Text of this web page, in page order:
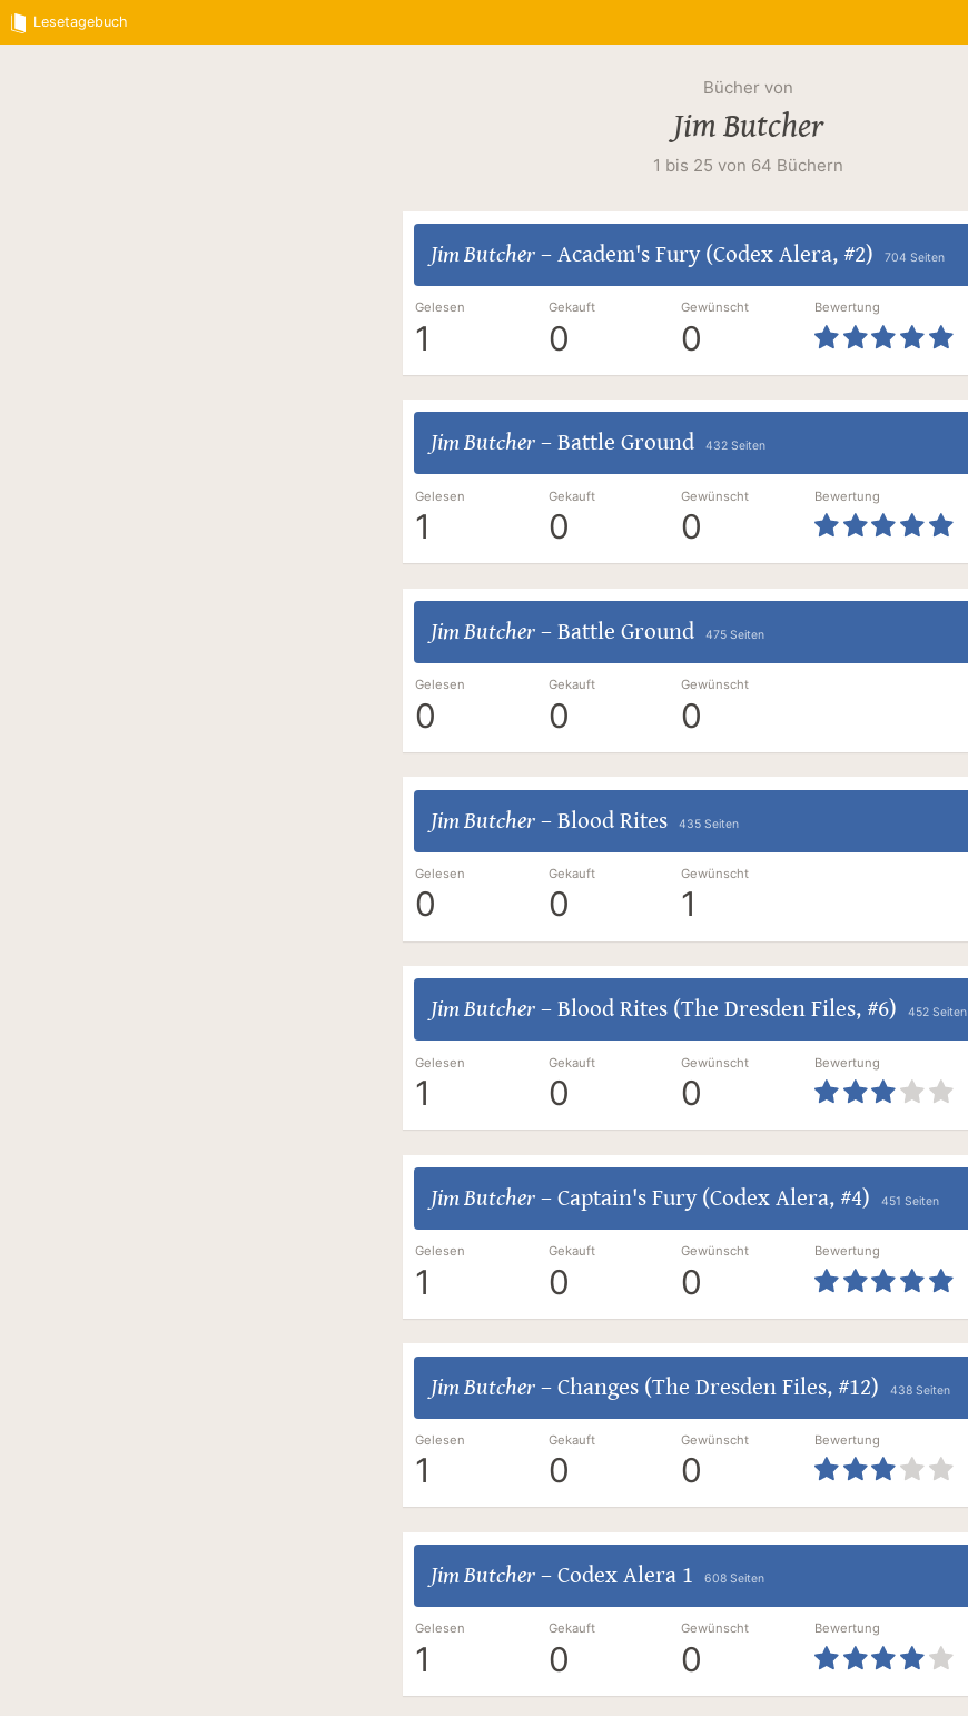
Lesetagebuch
Bücher von
Jim Butcher
1 bis 25 von 64 Büchern
Jim Butcher– Academ's Fury (Codex Alera, #2) 704 Seiten
Gelesen
1
Gekauft
0
Gewünscht
0
Bewertung
Jim Butcher– Battle Ground 432 Seiten
Gelesen
1
Gekauft
0
Gewünscht
0
Bewertung
Jim Butcher– Battle Ground 475 Seiten
Gelesen
0
Gekauft
0
Gewünscht
0
Jim Butcher– Blood Rites 435 Seiten
Gelesen
0
Gekauft
0
Gewünscht
1
Jim Butcher– Blood Rites (The Dresden Files, #6) 452 Seiten
Gelesen
1
Gekauft
0
Gewünscht
0
Bewertung
Jim Butcher– Captain's Fury (Codex Alera, #4) 451 Seiten
Gelesen
1
Gekauft
0
Gewünscht
0
Bewertung
Jim Butcher– Changes (The Dresden Files, #12) 438 Seiten
Gelesen
1
Gekauft
0
Gewünscht
0
Bewertung
Jim Butcher– Codex Alera 1 608 Seiten
Gelesen
1
Gekauft
0
Gewünscht
0
Bewertung